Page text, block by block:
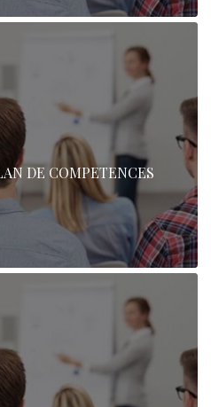
DE COMPETENCES